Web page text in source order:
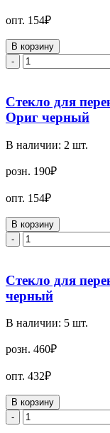
опт. 154₽
В корзину
-
Стекло для
Ориг черный
В наличии: 2 шт.
розн. 190₽
опт. 154₽
В корзину
-
Стекло для
черный
В наличии: 5 шт.
розн. 460₽
опт. 432₽
В корзину
-